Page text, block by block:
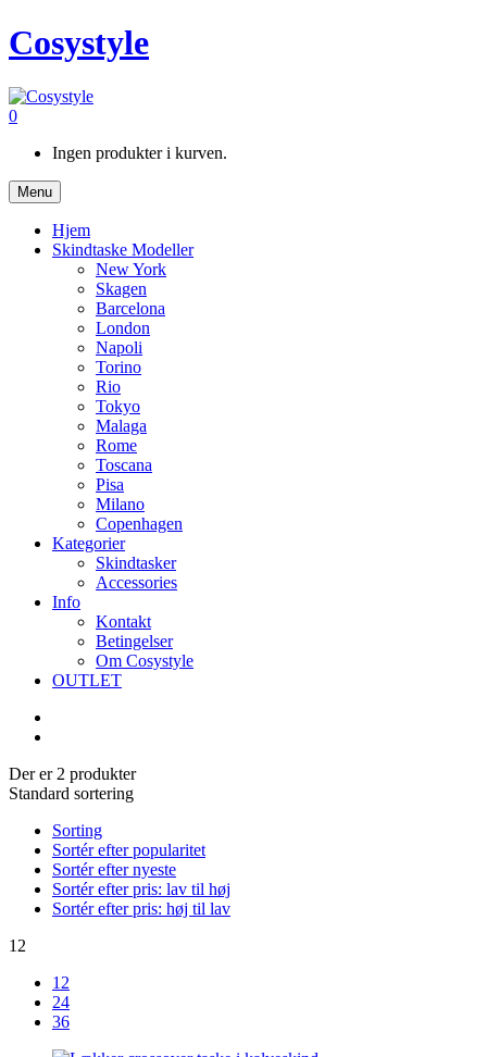
Cosystyle
0
Ingen produkter i kurven.
Menu
Hjem
Skindtaske Modeller
New York
Skagen
Barcelona
London
Napoli
Torino
Rio
Tokyo
Malaga
Rome
Toscana
Pisa
Milano
Copenhagen
Kategorier
Skindtasker
Accessories
Info
Kontakt
Betingelser
Om Cosystyle
OUTLET
Der er 2 produkter
Standard sortering
Sorting
Sortér efter popularitet
Sortér efter nyeste
Sortér efter pris: lav til høj
Sortér efter pris: høj til lav
12
12
24
36